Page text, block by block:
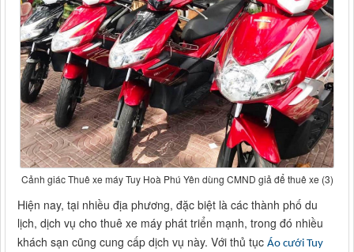
Cảnh giác Thuê xe máy Tuy Hoà Phú Yên dùng CMND giả để thuê xe (3)
Hiện nay, tại nhiều địa phương, đặc biệt là các thành phố du
lịch, dịch vụ cho thuê xe máy phát triển mạnh, trong đó nhiều
khách sạn cũng cung cấp dịch vụ này. Với thủ tục Áo cưới Tuy